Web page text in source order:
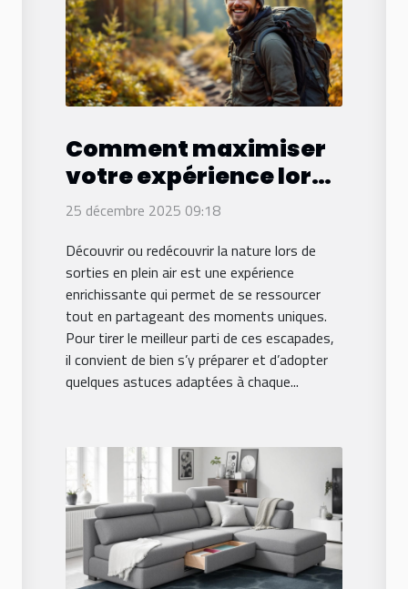
Comment maximiser
votre expérience lors
de sorties en plein air ?
25 décembre 2025 09:18
Découvrir ou redécouvrir la nature lors de
sorties en plein air est une expérience
enrichissante qui permet de se ressourcer
tout en partageant des moments uniques.
Pour tirer le meilleur parti de ces escapades,
il convient de bien s’y préparer et d’adopter
quelques astuces adaptées à chaque...